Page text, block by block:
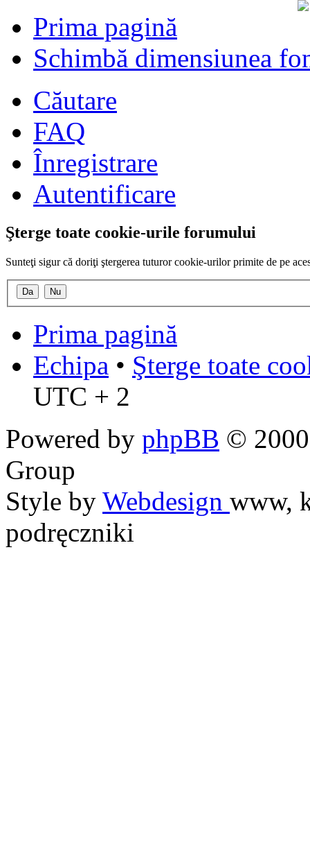
Prima pagină
Schimbă dimensiunea
Căutare
FAQ
Înregistrare
Autentificare
Şterge toate cookie-urile forumului
Sunteţi sigur că doriţi ştergerea tuturor cookie-urilor primite de pe
Prima pagină
Echipa • Şterge toate
UTC + 2
Powered by phpBB ©
Group
Style by Webdesign www,
podręczniki